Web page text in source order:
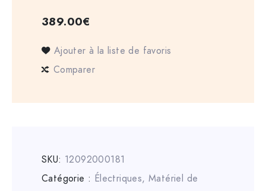
389.00€
Ajouter à la liste de favoris
Comparer
SKU: 12092000181
Catégorie : Électriques,Matériel de